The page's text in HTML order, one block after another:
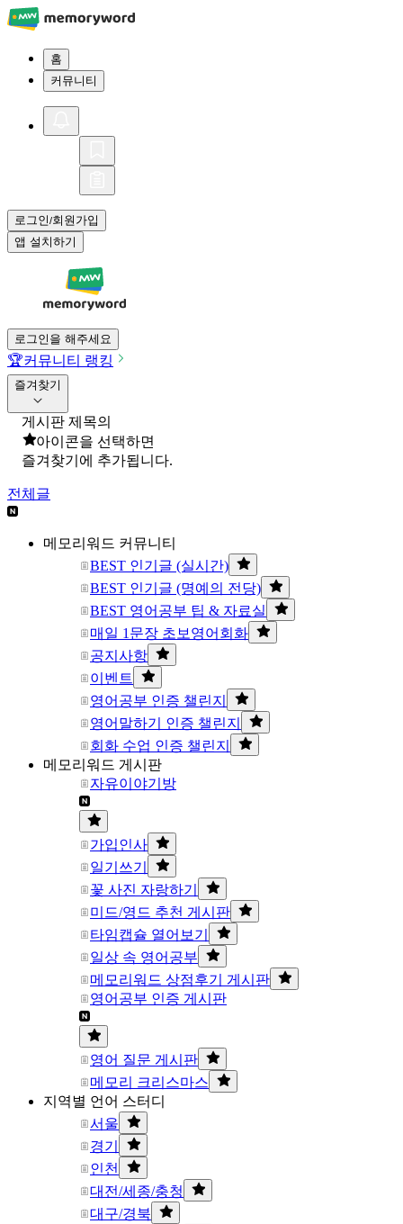
홈
커뮤니티
로그인/회원가입
앱 설치하기
로그인을 해주세요
🏆커뮤니티 랭킹
즐겨찾기
게시판 제목의
아이콘을 선택하면
즐겨찾기에 추가됩니다.
전체글
메모리워드 커뮤니티
BEST 인기글 (실시간)
BEST 인기글 (명예의 전당)
BEST 영어공부 팁 & 자료실
매일 1문장 초보영어회화
공지사항
이벤트
영어공부 인증 챌린지
영어말하기 인증 챌린지
회화 수업 인증 챌린지
메모리워드 게시판
자유이야기방
가입인사
일기쓰기
꽃 사진 자랑하기
미드/영드 추천 게시판
타임캡슐 열어보기
일상 속 영어공부
메모리워드 상점후기 게시판
영어공부 인증 게시판
영어 질문 게시판
메모리 크리스마스
지역별 언어 스터디
서울
경기
인천
대전/세종/충청
대구/경북